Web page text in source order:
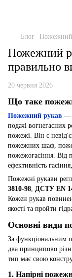
Блог Пожежний
Пожежний
правильно
20 червня 2026
Що таке
Пожежний рукав —
подачі вогнегасних
пожежі. Він є
пожежних шаф,
пожежогасіння. Від
ефективність
Пожежні рукави
3810-98, ДСТУ EN
Кожен рукав
якості та пройти
Основні види
За функціональним
два принципово
тип має свою
1. Напірні